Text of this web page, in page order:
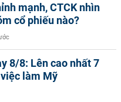
mạnh, CTCK nhìn
cổ phiếu nào?
8/8: Lên cao nhất 7
làm Mỹ